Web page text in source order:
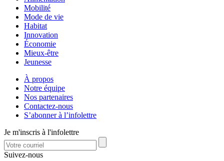
Mobilité
Mode de vie
Habitat
Innovation
Économie
Mieux-être
Jeunesse
À propos
Notre équipe
Nos partenaires
Contactez-nous
S’abonner à l’infolettre
Je m'inscris à l'infolettre
Suivez-nous